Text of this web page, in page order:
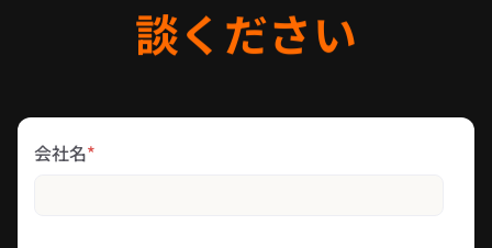
談ください
会社名*